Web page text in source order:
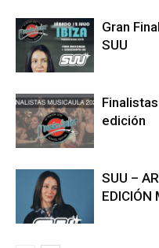
Gran
SUU
edición
SUU –
EDICIÓN